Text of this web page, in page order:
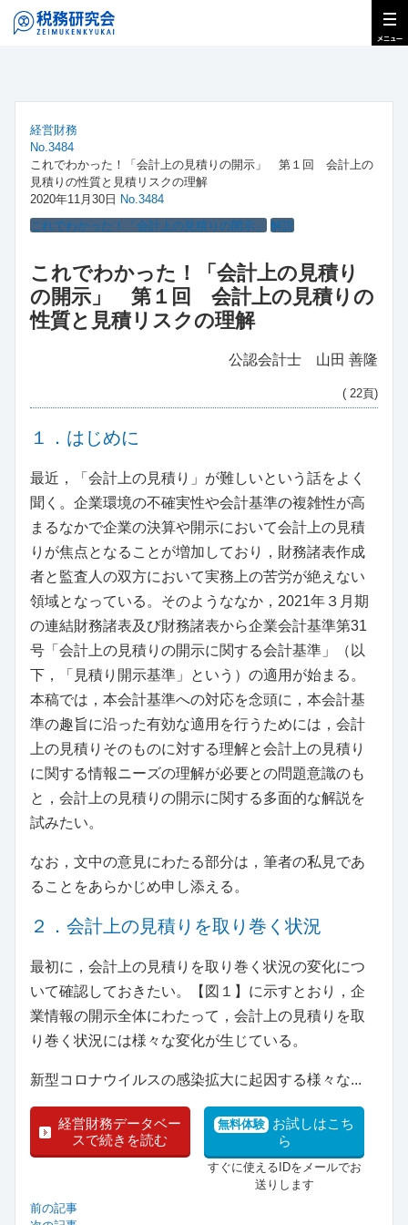
経営財務
No.3484
これでわかった！「会計上の見積りの開示」 第１回 会計上の
見積りの性質と見積リスクの理解
2020年11月30日 No.3484
これでわかった！「会計上の見積りの開示」
解説
これでわかった！「会計上の見積り
の開示」 第１回 会計上の見積りの
性質と見積リスクの理解
公認会計士 山田 善隆
( 22頁)
１．はじめに
最近，「会計上の見積り」が難しいという話をよく
聞く。企業環境の不確実性や会計基準の複雑性が高
まるなかで企業の決算や開示において会計上の見積
りが焦点となることが増加しており，財務諸表作成
者と監査人の双方において実務上の苦労が絶えない
領域となっている。そのようななか，2021年３月期
の連結財務諸表及び財務諸表から企業会計基準第31
号「会計上の見積りの開示に関する会計基準」（以
下，「見積り開示基準」という）の適用が始まる。
本稿では，本会計基準への対応を念頭に，本会計基
準の趣旨に沿った有効な適用を行うためには，会計
上の見積りそのものに対する理解と会計上の見積り
に関する情報ニーズの理解が必要との問題意識のも
と，会計上の見積りの開示に関する多面的な解説を
試みたい。
なお，文中の意見にわたる部分は，筆者の私見であ
ることをあらかじめ申し添える。
２．会計上の見積りを取り巻く状況
最初に，会計上の見積りを取り巻く状況の変化につ
いて確認しておきたい。【図１】に示すとおり，企
業情報の開示全体にわたって，会計上の見積りを取
り巻く状況には様々な変化が生じている。
新型コロナウイルスの感染拡大に起因する様々な...
経営財務データベー
スで続きを読む
無料体験 お試しはこち
ら
すぐに使えるIDをメールでお
送りします
前の記事